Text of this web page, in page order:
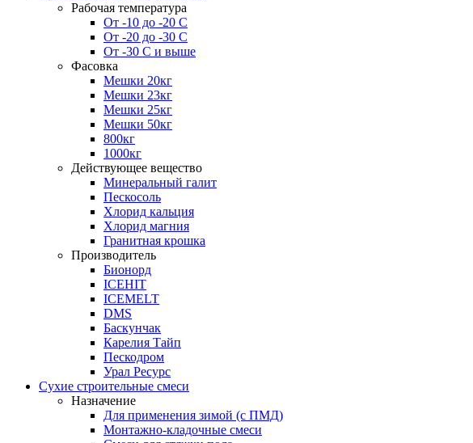
Рабочая температура
От -10 до -20 С
От -20 до -30 С
От -30 С и выше
Фасовка
Мешки 20кг
Мешки 23кг
Мешки 25кг
Мешки 50кг
800кг
1000кг
Действующее вещество
Минеральный галит
Пескосоль
Хлорид кальция
Хлорид магния
Гранитная крошка
Производитель
Бионорд
ICEHIT
ICEMELT
DMS
Баскунчак
Карелия Тайп
Пескодром
Урал Ресурс
Сухие строительные смеси
Назначение
Для применения зимой (с ПМД)
Монтажно-кладочные смеси